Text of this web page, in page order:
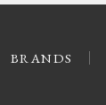
BRANDS